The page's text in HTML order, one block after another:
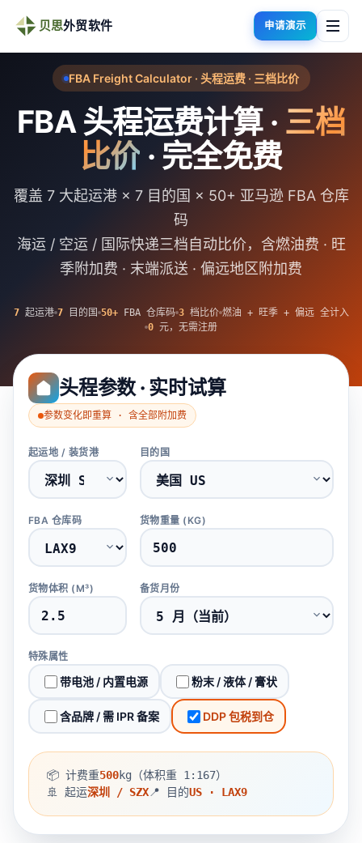
贝思外贸软件 申请演示
FBA Freight Calculator · 头程运费 · 三档比价
FBA 头程运费计算 · 三档
比价 · 完全免费
覆盖 7 大起运港 × 7 目的国 × 50+ 亚马逊 FBA 仓库
码
海运 / 空运 / 国际快递三档自动比价，含燃油费 · 旺
季附加费 · 末端派送 · 偏远地区附加费
7起运港 7目的国 50+FBA 仓库码 3档比价 燃油 + 旺季 + 偏远 全计入
0 元，无需注册
头程参数 · 实时试算
参数变化即重算 · 含全部附加费
起运地 / 装货港 目的国
FBA 仓库码 货物重量 (KG)
货物体积 (M³) 备货月份
特殊属性
带电池 / 内置电源 粉末 / 液体 / 膏状
含品牌 / 需 IPR 备案 DDP 包税到仓
📦 计费重500kg（体积重 1:167）
🚢 起运深圳 / SZX📍 目的US · LAX9